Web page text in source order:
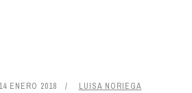
14 ENERO 2018 LUISA NORIEGA